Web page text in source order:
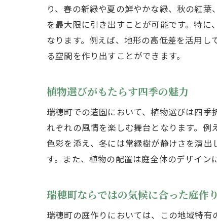
り、春の新緑や夏の鮮やかな緑、秋の紅
を最大限に引き出すことが可能です。特
なります。例えば、地形の高低差を活用
る空間を作り出すことができます。
植物選びがもたらす四季の魅力
瑞穂町での造園において、植物選びは四
れぞれの風情を楽しむ舞台となります。
色彩を添え、冬には常緑樹が静けさを演
す。また、植物の配置は庭全体のデザイン
瑞穂町ならではの気候に合った庭作り
瑞穂町の庭作りにおいては、この地域特